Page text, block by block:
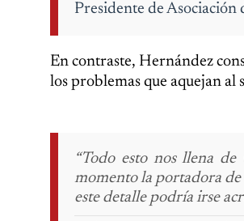
Presidente de Asociación
En contraste, Hernández
los problemas que aquejan
“Todo esto nos llena
momento la portadora de
este detalle podría irse